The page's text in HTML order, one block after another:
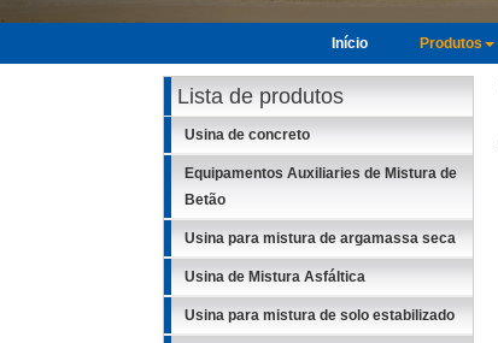
Início Produtos
Lista de produtos
Usina de concreto
Equipamentos Auxiliaries de Mistura de
Betão
Usina para mistura de argamassa seca
Usina de Mistura Asfáltica
Usina para mistura de solo estabilizado